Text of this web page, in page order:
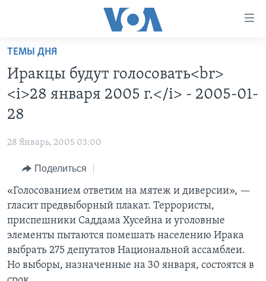
Перейти
основной
контент
Перейти
основной
навигации
Перейти
поиск
ПРОГРАММЫ
ИТОГИ
ПОЧЕМУ ЭТО ВАЖНО?
ДИСКУССИЯ VOA
ДЕТАЛИ
НЬЮ-ЙОРК NEW YORK
АМЕРИКА. БОЛЬШОЕ ПУТЕШЕСТВИЕ
ПРОЕКТЫ
НАША АМЕРИКАНСКАЯ ИСТОРИЯ
А КАК В АМЕРИКЕ?
АРТЕФАКТЫ
АМЕРИКАНСКИЕ ГОРОДКИ
ТЕСТЫ
ИНТЕРВЬЮ
ФАКТЫ ПРОТИВ ФЕЙКОВ
ЗА СВОБОДУ ПРЕССЫ
УЧИМ АНГЛИЙСКИЙ
ВИДЕО
ПОДПИСКА НА НОВОСТИ
ТЕМЫ ДНЯ
Иракцы будут голосовать<br>
<i>28 января 2005 г.</i> - 2005-01-
28
28 Январь, 2005 03:00
Поделиться
«Голосованием ответим на мятеж и диверсии», —
гласит предвыборный плакат. Террористы,
приспешники Саддама Хусейна и уголовные
элементы пытаются помешать населению Ирака
выбрать 275 депутатов Национальной ассамблеи.
Но выборы, назначенные на 30 января, состоятся в